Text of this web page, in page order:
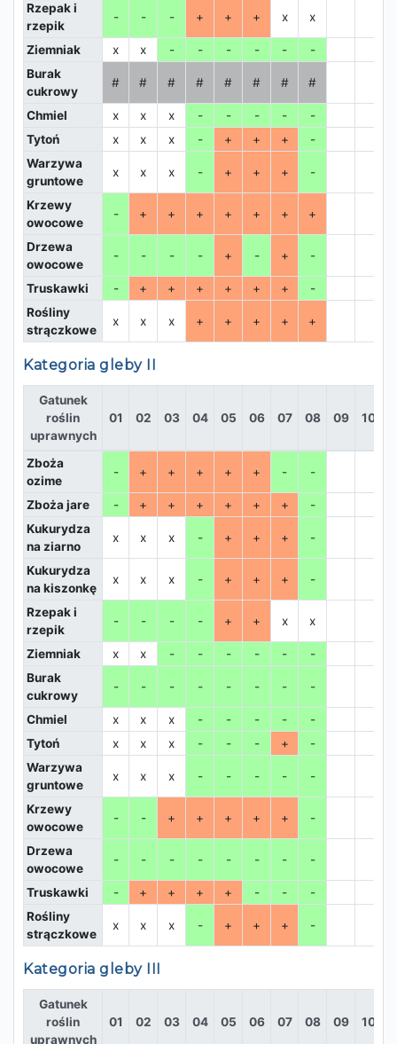
Rzepak i
rzepik
- - - + + + x x
Ziemniak x x - - - - -
-
Burak
cukrowy
# # # # # # # #
Chmiel x x x - - - -
-
Tytoń
x x x - + + +
-
Warzywa
gruntowe
x x x - + + + -
Krzewy
owocowe
- + + + + + + +
Drzewa
owocowe
- - - - + - + -
Truskawki - + + + + + +
-
Rośliny
strączkowe
x x x + + + + +
Kategoria gleby II
Gatunek
roślin
uprawnych
01 02 03 04 05 06 07 08 09 10
Zboża
ozime
- + + + + + - -
Zboża jare - + + + + + +
-
Kukurydza
na ziarno
x x x - + + + -
Kukurydza
na kiszonkę
x x x - + + + -
Rzepak i
rzepik
- - - - + + x x
Ziemniak x x - - - - -
-
Burak
cukrowy
- - - - - - - -
Chmiel x x x - - - -
-
Tytoń
x x x - - - +
-
Warzywa
gruntowe
x x x - - - - -
Krzewy
owocowe
- - + + + + + -
Drzewa
owocowe
- - - - - - - -
Truskawki - + + + + - -
-
Rośliny
strączkowe
x x x - + + + -
Kategoria gleby III
Gatunek
roślin
uprawnych
01 02 03 04 05 06 07 08 09 10